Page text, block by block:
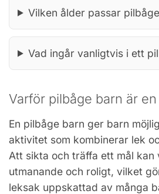
Vilken ålder passar
Vad ingår vanligtvis i ett
Varför pilbåge barn är
En pilbåge barn ger barn
aktivitet som kombinerar lek
Att sikta och träffa ett mål kan
utmanande och roligt, vilket
leksak uppskattad av många